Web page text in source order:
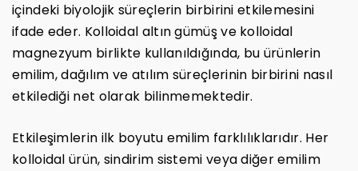
içindeki biyolojik süreçlerin birbirini etkilemesini
ifade eder. Kolloidal altın gümüş ve kolloidal
magnezyum birlikte kullanıldığında, bu ürünlerin
emilim, dağılım ve atılım süreçlerinin birbirini nasıl
etkilediği net olarak bilinmemektedir.
Etkileşimlerin ilk boyutu emilim farklılıklarıdır. Her
kolloidal ürün, sindirim sistemi veya diğer emilim